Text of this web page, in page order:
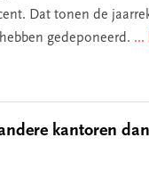
Dat tonen de
gedeponeerd. ...
kantoren